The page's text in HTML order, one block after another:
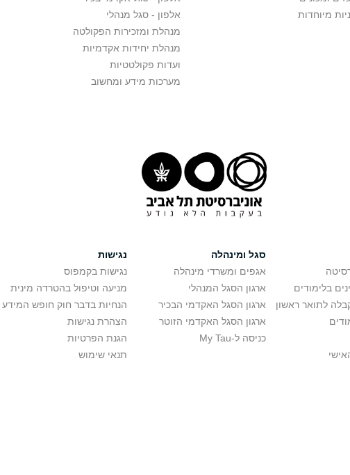
מיוחדות
אלפון - סגל מנהלי
מנהלת ומזכירות הפקולטה
מנהלת יחידות אקדמיות
ועדות פקולטטיות
מערכות מידע ומחשוב
בלימודים
לתואר ראשון
סגל ומינהלה
אגפים ומשרדי מינהלה
ארגון הסגל המנהלי
ארגון הסגל האקדמי הבכיר
ארגון הסגל האקדמי הזוטר
כניסה ל-My Tau
נגישות
נגישות בקמפוס
מניעה וטיפול בהטרדה מינית
הנחיות בדבר חוק חופש המידע
הצהרת נגישות
הגנת הפרטיות
תנאי שימוש